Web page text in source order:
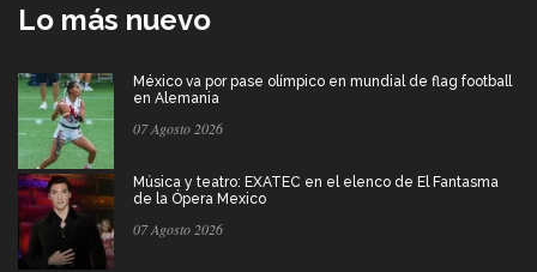
Lo más nuevo
México va por pase olímpico en mundial de flag football
en Alemania
07 Agosto 2026
Música y teatro: EXATEC en el elenco de El Fantasma
de la Ópera Mexico
07 Agosto 2026